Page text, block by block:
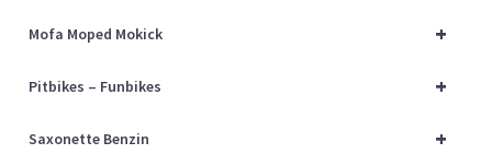
+
Mofa Moped Mokick
+
Pitbikes – Funbikes
+
Saxonette Benzin